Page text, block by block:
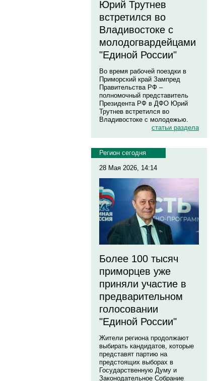
Юрий Трутнев
встретился во
Владивостоке с
молодогвардейцами
"Единой России"
Во время рабочей поездки в
Приморский край Зампред
Правительства РФ –
полномочный представитель
Президента РФ в ДФО Юрий
Трутнев встретился во
Владивостоке с молодежью.
статьи раздела
Регион сегодня
28 Мая 2026, 14:14
Более 100 тысяч
приморцев уже
приняли участие в
предварительном
голосовании
"Единой России"
Жители региона продолжают
выбирать кандидатов, которые
представят партию на
предстоящих выборах в
Государственную Думу и
Законодательное Собрание